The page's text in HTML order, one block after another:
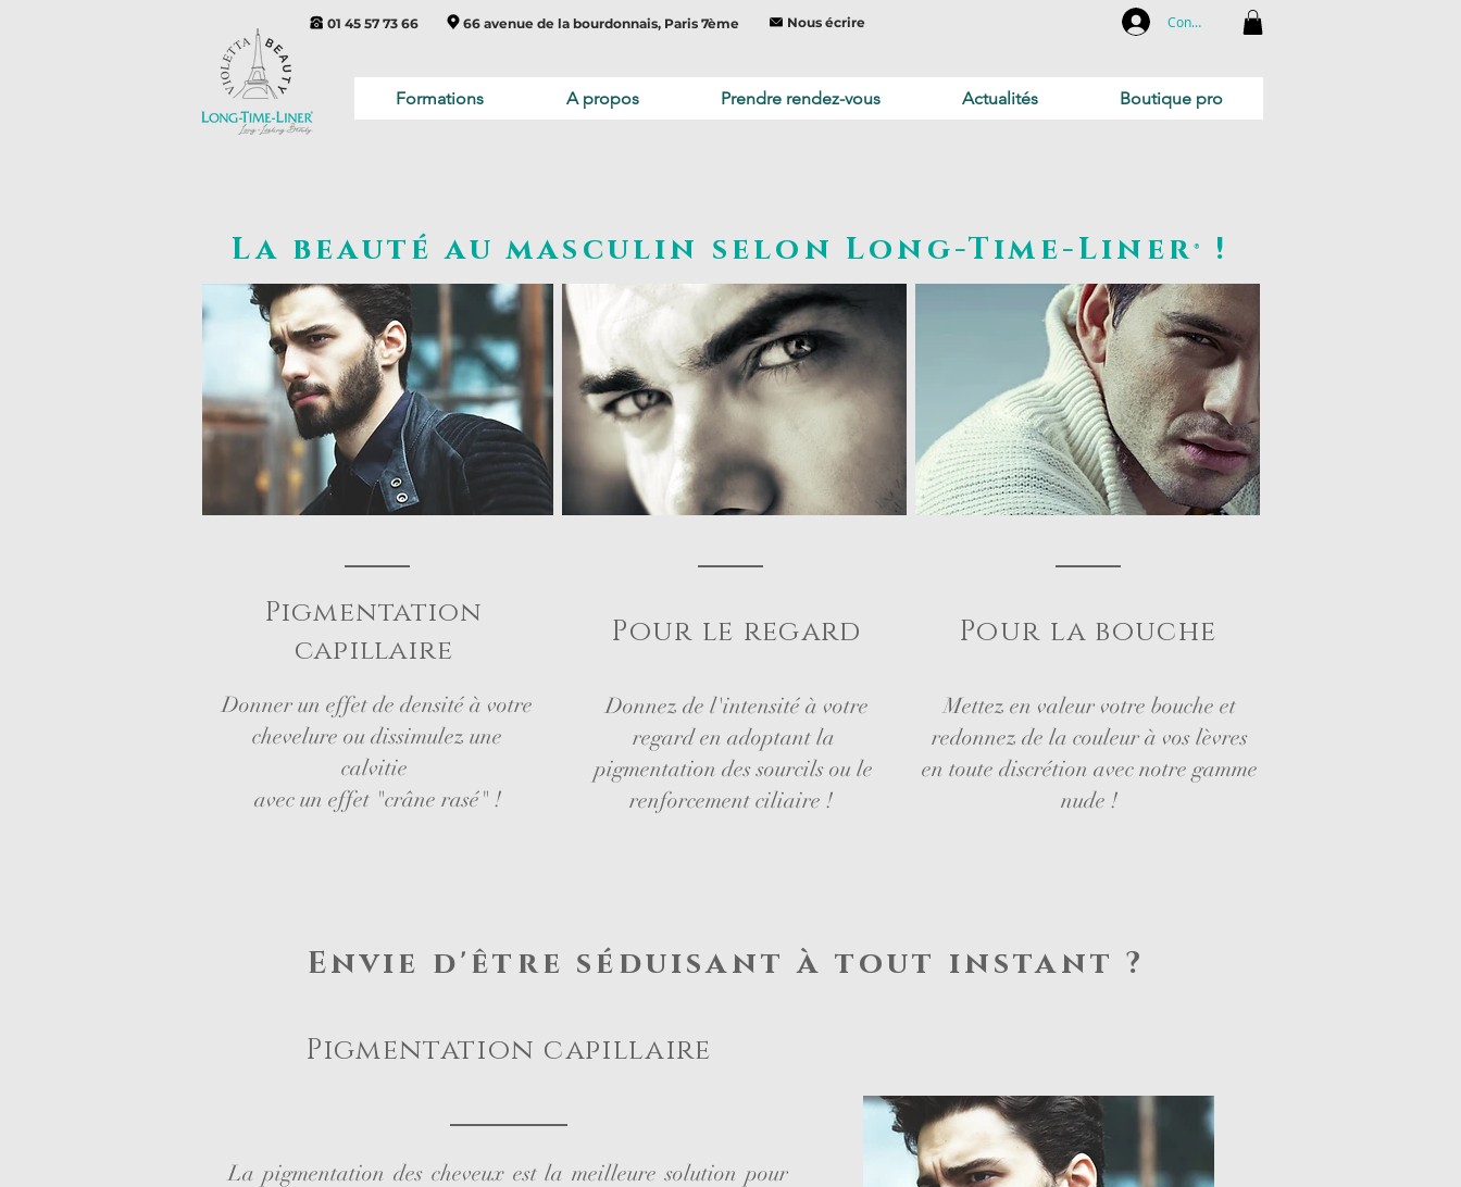
01 45 57 73 66 66 avenue de la bourdonnais, Paris 7ème Nous écrire Connexion
La beauté au masculin selon Long-Time-Liner® !
Donner un effet de densité à votre
chevelure ou dissimulez une
calvitie
avec un effet "crâne rasé" !
Pour le regard
Donnez de l'intensité à votre
regard en adoptant la
pigmentation des sourcils ou le
renforcement ciliaire !
Pour la bouche
Mettez en valeur votre bouche ​et
redonnez de la couleur à vos lèvres
en toute discrétion avec notre gamme
nude !
Pigmentation
capillaire
Envie d'être séduisant à tout instant ?
Pigmentation capillaire
La pigmentation des cheveux est la meilleure solution pour
Formations A propos Prendre rendez-vous Actualités Boutique pro